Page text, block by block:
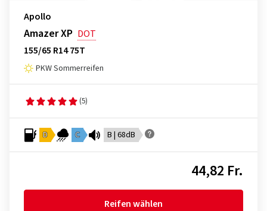
Apollo
Amazer XP DOT
155/65 R14 75T
PKW Sommerreifen
(5)
D C B | 68dB
44,82 Fr.
Reifen wählen